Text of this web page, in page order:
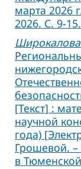
марта 2026
2026. С. 9-15.
[Текст] :
научной
года)
Грошевой.
в